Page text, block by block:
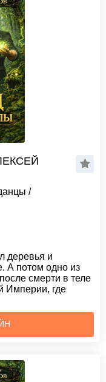
/
деревья и
А потом одно из
смерти в теле
Империи, где